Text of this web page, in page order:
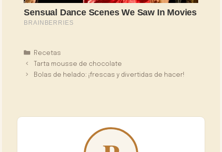
Categorías
Recetas
Tarta mousse de chocolate
Bolas de helado: ¡frescas y divertidas de hacer!